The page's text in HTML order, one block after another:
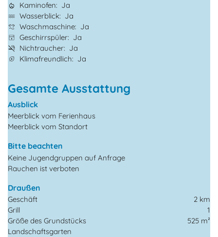
Kaminofen
Ja
Wasserblick
Ja
Waschmaschine
Ja
Geschirrspüler
Ja
Nichtraucher
Ja
Klimafreundlich
Ja
Gesamte Ausstattung
Ausblick
Meerblick vom Ferienhaus
Meerblick vom Standort
Bitte beachten
Keine Jugendgruppen auf Anfrage
Rauchen ist verboten
Draußen
Geschäft
2 km
Grill
1
Größe des Grundstücks
525 m²
Landschaftsgarten